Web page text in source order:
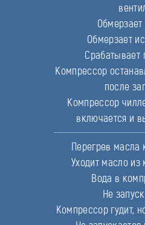
Обмерзает
Обмерзает
Срабатывает
Компрессор
после
Компрессор
включается и
Перегрев масла
Уходит масло из
Вода в
Не
Компрессор гудит,